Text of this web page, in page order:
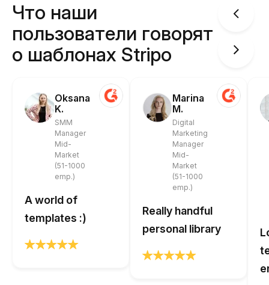
Что наши
пользователи говорят
о шаблонах Stripo
Oksana
K.
SMM
Manager
Mid-
Market
(51-1000
emp.)
A world of
templates :)
Marina
M.
Digital
Marketing
Manager
Mid-
Market
(51-1000
emp.)
Really handful
personal library